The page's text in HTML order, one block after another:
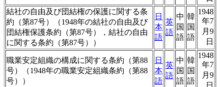
結社の自由及び団結権の保護に関する条
約（第87号）（1948年の結社の自由及び
団結権保護条約（第87号），結社の自由
に関する条約（第87号））
日
本
語
英
語
中
国
語
韓
国
語
1948
年7
月9
日
職業安定組織の構成に関する条約（第88
号）（1948年の職業安定組織条約（第88
号））
日
本
語
英
語
中
国
語
韓
国
語
1948
年7
月9
日